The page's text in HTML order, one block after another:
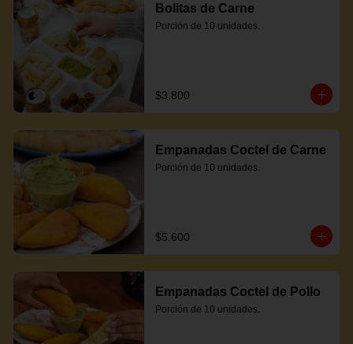
Bolitas de Carne
Porción de 10 unidades.
$3.800
Empanadas Coctel de Carne
Porción de 10 unidades.
$5.600
Empanadas Coctel de Pollo
Porción de 10 unidades.